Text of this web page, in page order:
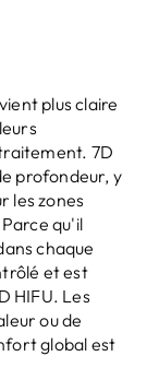
plus claire
7D
profondeur, y
les zones
qu'il
chaque
et est
HIFU. Les
ou de
global est